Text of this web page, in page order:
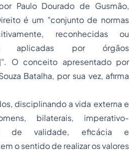
Paulo Dourado de Gusmão,
é um "conjunto de normas
reconhecidas ou
aplicadas por órgãos
O conceito apresentado por
Batalha, por sua vez, afirma
disciplinando a vida externa e
bilaterais, imperativo-
de validade, eficácia e
o sentido de realizar os valores